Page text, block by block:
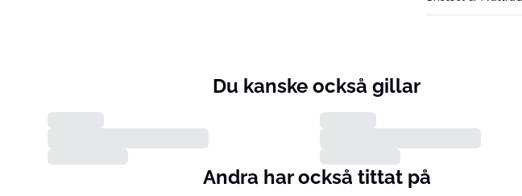
Du kanske också gillar
Andra har också tittat på